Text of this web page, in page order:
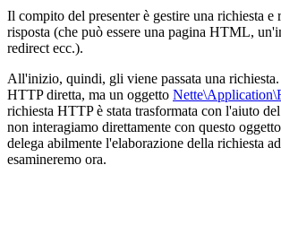
Il compito del presenter è gestire una richiesta e
risposta (che può essere una pagina HTML,
redirect ecc.).
All'inizio, quindi, gli viene passata una
HTTP diretta, ma un oggetto
richiesta HTTP è stata trasformata con l'aiuto
non interagiamo direttamente con questo
delega abilmente l'elaborazione della richiesta
esamineremo ora.